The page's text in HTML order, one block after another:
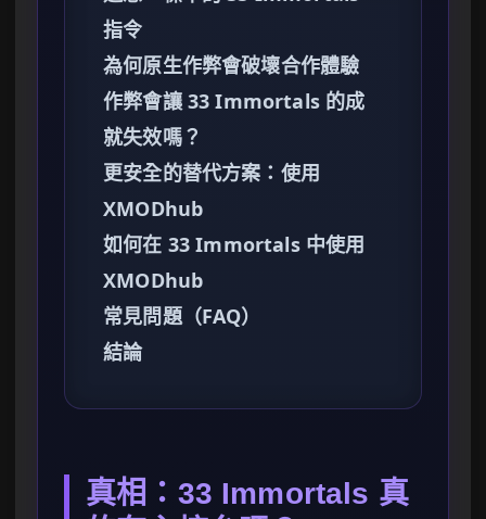
指令
為何原生作弊會破壞合作體驗
作弊會讓 33 Immortals 的成
就失效嗎？
更安全的替代方案：使用
XMODhub
如何在 33 Immortals 中使用
XMODhub
常見問題（FAQ）
結論
真相：33 Immortals 真